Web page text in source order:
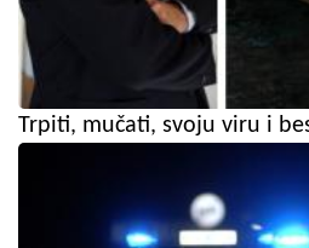
Trpiti, mučati, svoju viru i